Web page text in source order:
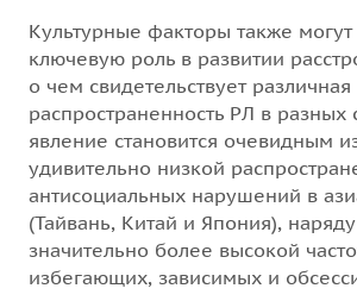
Культурные факторы также могут
ключевую роль в развитии
о чем свидетельствует различная
распространенность РЛ в разных
явление становится очевидным
удивительно низкой
антисоциальных нарушений в
(Тайвань, Китай и Япония),
значительно более высокой
избегающих, зависимых и